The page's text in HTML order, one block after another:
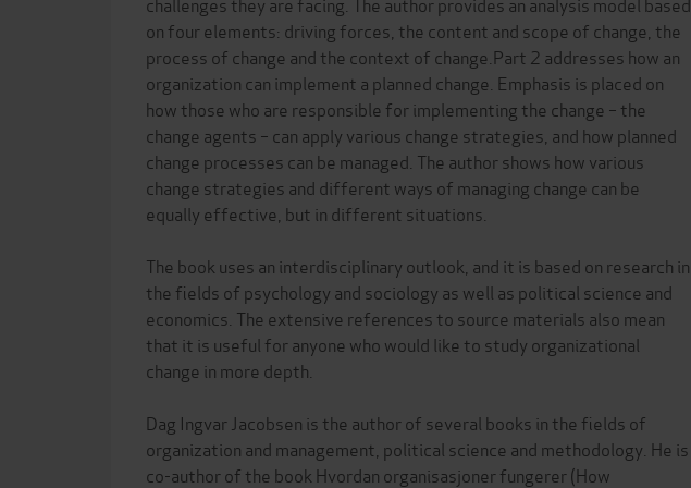
on four elements: driving forces, the content and scope of change, the
process of change and the context of change.Part 2 addresses how an
organization can implement a planned change. Emphasis is placed on
how those who are responsible for implementing the change – the
change agents – can apply various change strategies, and how planned
change processes can be managed. The author shows how various
change strategies and different ways of managing change can be
equally effective, but in different situations.
The book uses an interdisciplinary outlook, and it is based on research in
the fields of psychology and sociology as well as political science and
economics. The extensive references to source materials also mean
that it is useful for anyone who would like to study organizational
change in more depth.
Dag Ingvar Jacobsen is the author of several books in the fields of
organization and management, political science and methodology. He is
co-author of the book Hvordan organisasjoner fungerer (How